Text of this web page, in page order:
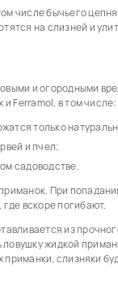
числе бычьего
на слизней и
и огородными
Ferramol, в том числе:
только
и пчел;
садоводстве.
При
вскоре погибают.
из
жидкой
слизняки